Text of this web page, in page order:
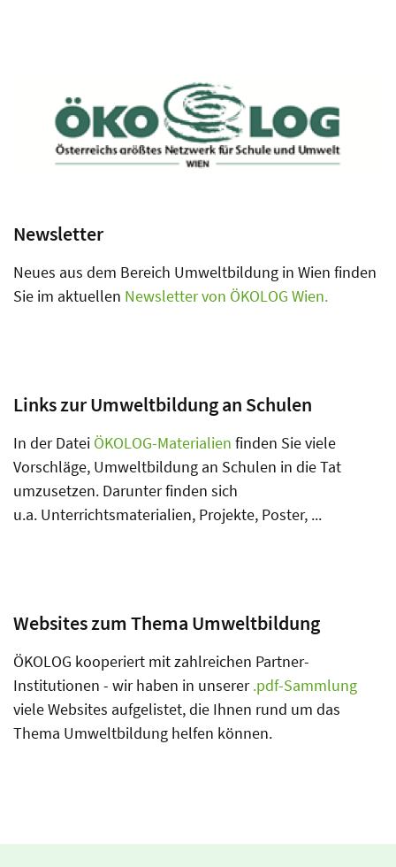
Newsletter
Neues aus dem Bereich Umweltbildung in Wien finden
Sie im aktuellen Newsletter von ÖKOLOG Wien.
Links zur Umweltbildung an Schulen
In der Datei ÖKOLOG-Materialien finden Sie viele
Vorschläge, Umweltbildung an Schulen in die Tat
umzusetzen. Darunter finden sich
u.a. Unterrichtsmaterialien, Projekte, Poster, ...
Websites zum Thema Umweltbildung
ÖKOLOG kooperiert mit zahlreichen Partner-
Institutionen - wir haben in unserer.pdf-Sammlung
viele Websites aufgelistet, die Ihnen rund um das
Thema Umweltbildung helfen können.